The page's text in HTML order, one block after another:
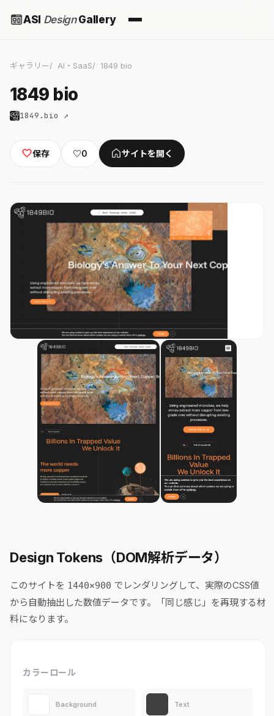
ASI DesignGallery
ギャラリー AI・SaaS 1849 bio
1849 bio
1849.bio ↗
保存 ♡0 サイトを開く
Design Tokens（DOM解析データ）
このサイトを 1440×900 でレンダリングして、実際のCSS値
から自動抽出した数値データです。「同じ感じ」を再現する材
料になります。
カラーロール
Background Text